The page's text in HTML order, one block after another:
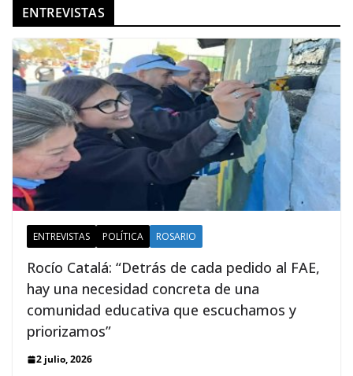
ENTREVISTAS
ENTREVISTAS POLÍTICA ROSARIO
Rocío Catalá: “Detrás de cada pedido al FAE,
hay una necesidad concreta de una
comunidad educativa que escuchamos y
priorizamos”
2 julio, 2026